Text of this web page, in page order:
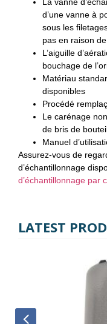
d’une vanne à
sous les
pas en raison
L’aiguille
bouchage de
Matériau
disponibles
Procédé
Le carénage
de bris de
Manuel
Assurez-vous de
d’échantillonnage
d’échantillonnage par
LATEST